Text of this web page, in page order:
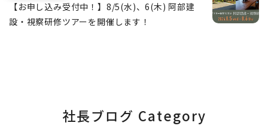
【お申し込み受付中！】8/5(水)、6(木) 阿部建
設・視察研修ツアーを開催します！
社長ブログ Category